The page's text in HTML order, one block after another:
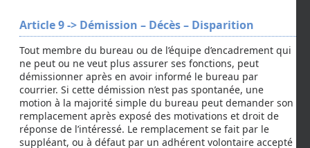
Article 9 -> Démission – Décès – Disparition
Tout membre du bureau ou de l’équipe d’encadrement qui
ne peut ou ne veut plus assurer ses fonctions, peut
démissionner après en avoir informé le bureau par
courrier. Si cette démission n’est pas spontanée, une
motion à la majorité simple du bureau peut demander son
remplacement après exposé des motivations et droit de
réponse de l’intéressé. Le remplacement se fait par le
suppléant, ou à défaut par un adhérent volontaire accepté